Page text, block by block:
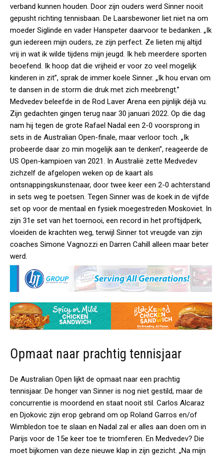
verband kunnen houden. Door zijn ouders werd Sinner nooit
gepusht richting tennisbaan. De Laarsbewoner liet niet na om
moeder Siglinde en vader Hanspeter daarvoor te bedanken. „Ik
gun iedereen mijn ouders, ze zijn perfect. Ze lieten mij altijd
vrij in wat ik wilde tijdens mijn jeugd. Ik heb meerdere sporten
beoefend. Ik hoop dat die vrijheid er voor zo veel mogelijk
kinderen in zit”, sprak de immer koele Sinner. „Ik hou ervan om
te dansen in de storm die druk met zich meebrengt.”
Medvedev beleefde in de Rod Laver Arena een pijnlijk déjà vu.
Zijn gedachten gingen terug naar 30 januari 2022. Op die dag
nam hij tegen de grote Rafael Nadal een 2-0 voorsprong in
sets in de Australian Open-finale, maar verloor toch. „Ik
probeerde daar zo min mogelijk aan te denken”, reageerde de
US Open-kampioen van 2021. In Australië zette Medvedev
zichzelf de afgelopen weken op de kaart als
ontsnappingskunstenaar, door twee keer een 2-0 achterstand
in sets weg te poetsen. Tegen Sinner was de koek in de vijfde
set op voor de mentaal en fysiek moegestreden Moskoviet. In
zijn 31e set van het toernooi, een record in het proftijdperk,
vloeiden de krachten weg, terwijl Sinner tot vreugde van zijn
coaches Simone Vagnozzi en Darren Cahill alleen maar beter
werd.
Opmaat naar prachtig tennisjaar
De Australian Open lijkt de opmaat naar een prachtig
tennisjaar. De honger van Sinner is nog niet gestild, maar de
concurrentie is moordend en staat nooit stil. Carlos Alcaraz
en Djokovic zijn erop gebrand om op Roland Garros en/of
Wimbledon toe te slaan en Nadal zal er alles aan doen om in
Parijs voor de 15e keer toe te triomferen. En Medvedev? Die
moet bijkomen van deze nieuwe klap in zijn gezicht. „Na mijn